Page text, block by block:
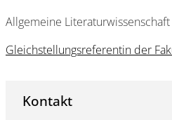
Allgemeine Literaturwissenschaft
Gleichstellungsreferentin der
Kontakt